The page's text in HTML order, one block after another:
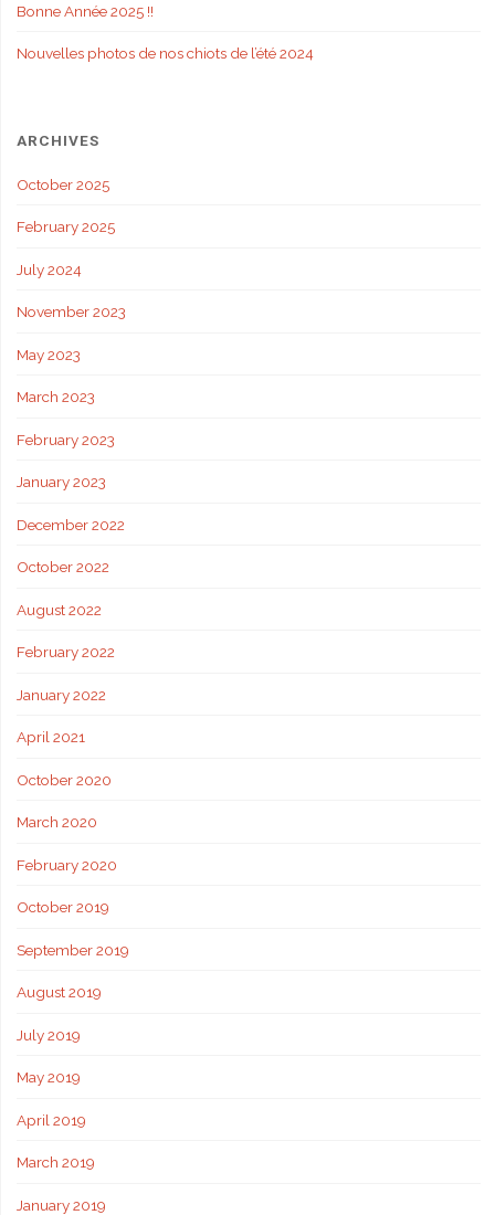
Bonne Année 2025 !!
Nouvelles photos de nos chiots de l’été 2024
ARCHIVES
October 2025
February 2025
July 2024
November 2023
May 2023
March 2023
February 2023
January 2023
December 2022
October 2022
August 2022
February 2022
January 2022
April 2021
October 2020
March 2020
February 2020
October 2019
September 2019
August 2019
July 2019
May 2019
April 2019
March 2019
January 2019